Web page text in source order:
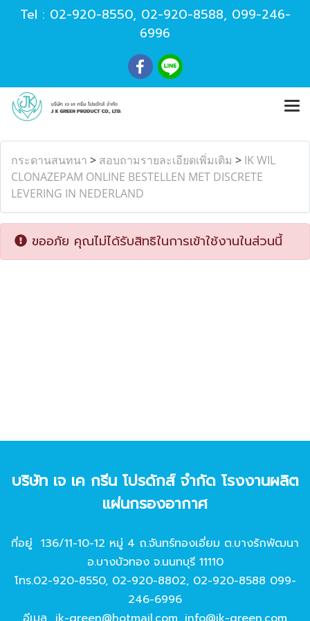
Tel : 02-920-8550, 02-920-8588, 099-246-
6996
กระดานสนทนา > สอบถามรายละเอียดเพิ่มเติม > IK WIL
CLONAZEPAM ONLINE BESTELLEN MET DISCRETE
LEVERING IN NEDERLAND
ขออภัย คุณไม่ได้รับสิทธิในการเข้าใช้งานในส่วนนี้
บริษัท เจ เค กรีน โปรดักส์ จํากัด โรงงานผลิต
แผ่นกรองอากาศ
ที่อยู่ 136/11-10-12 หมู่ 4 ถ.จันทร์ทองเอี่ยม ต.บางรักพัฒนา
อ.บางบัวทอง จ.นนทบุรี 11110
โทร.02-920-8550, 02-920-8802, 02-920-8588 099-
246-6996